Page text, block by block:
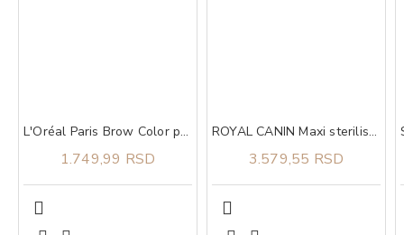
L'Oréal Paris Brow Color polutrajna boja za obrve 7.0 Dark Blonde​
1.749,99 RSD
ROYAL CANIN Maxi sterilised 3kg
3.579,55 RSD